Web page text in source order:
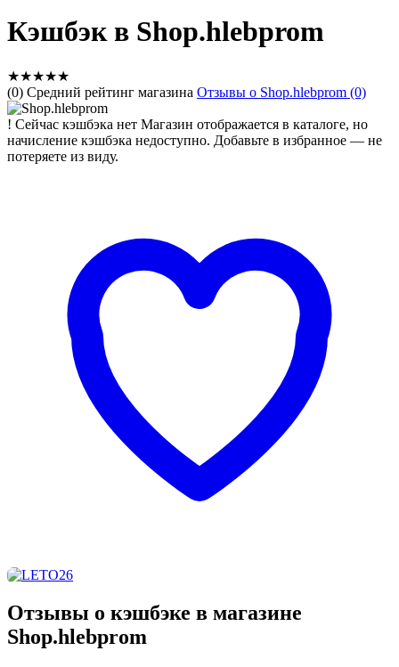
Кэшбэк в Shop.hlebprom
★★★★★
(0) Средний рейтинг магазина Отзывы о Shop.hlebprom (0)
! Сейчас кэшбэка нет Магазин отображается в каталоге, но
начисление кэшбэка недоступно. Добавьте в избранное — не
потеряете из виду.
Отзывы о кэшбэке в магазине
Shop.hlebprom